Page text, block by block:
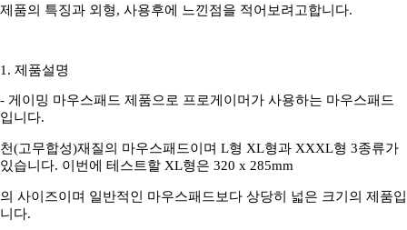
제품의 특징과 외형, 사용후에 느낀점을 적어보려고합니다.
1. 제품설명
- 게이밍 마우스패드 제품으로 프로게이머가 사용하는 마우스패드
입니다.
천(고무합성)재질의 마우스패드이며 L형 XL형과 XXXL형 3종류가
있습니다. 이번에 테스트할 XL형은 320 x 285mm
의 사이즈이며 일반적인 마우스패드보다 상당히 넓은 크기의 제품입
니다.